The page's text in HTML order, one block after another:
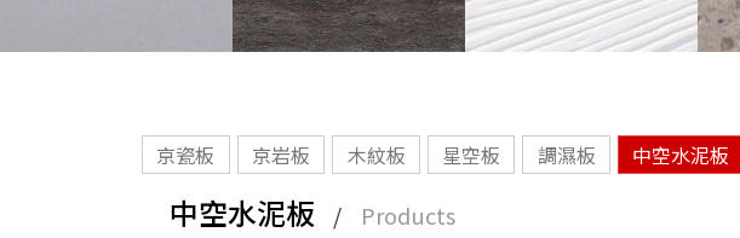
京瓷板 京岩板 木紋板 星空板 調濕板 中空水泥板
中空水泥板 / Products